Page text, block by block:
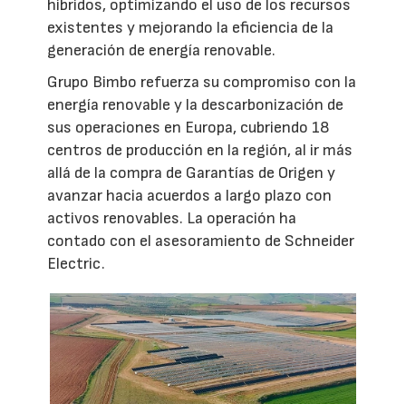
híbridos, optimizando el uso de los recursos
existentes y mejorando la eficiencia de la
generación de energía renovable.
Grupo Bimbo refuerza su compromiso con la
energía renovable y la descarbonización de
sus operaciones en Europa, cubriendo 18
centros de producción en la región, al ir más
allá de la compra de Garantías de Origen y
avanzar hacia acuerdos a largo plazo con
activos renovables. La operación ha
contado con el asesoramiento de Schneider
Electric.